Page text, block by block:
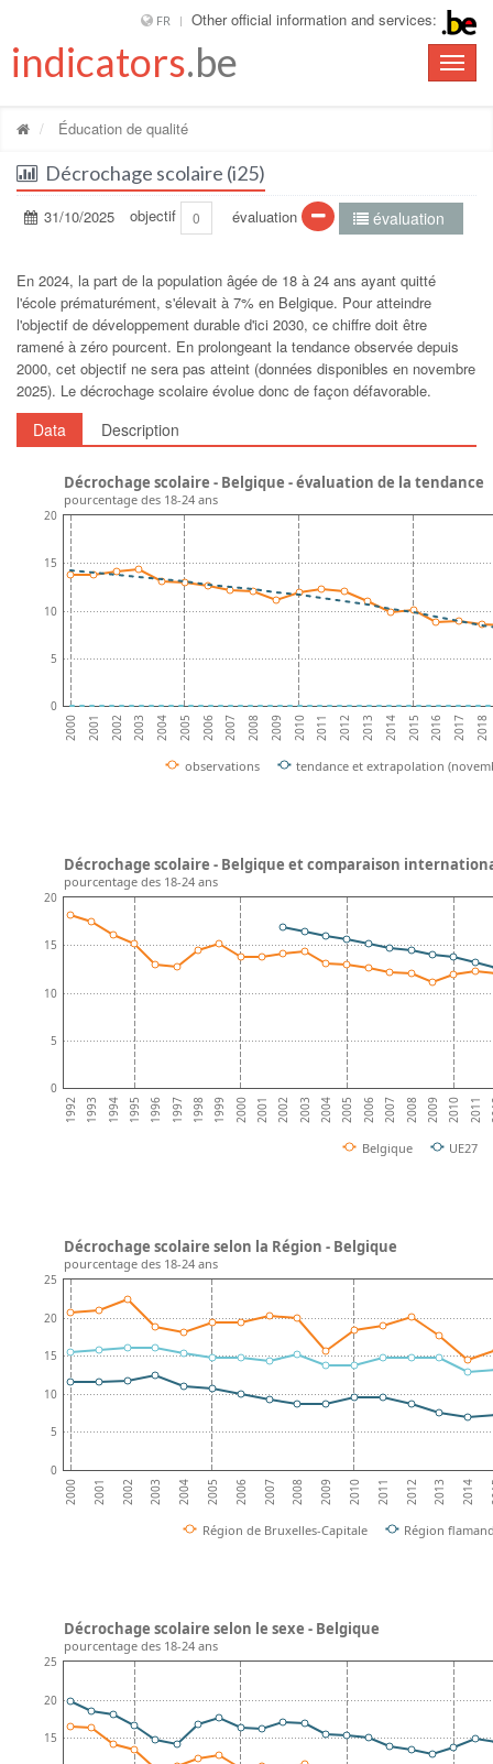
FR Other official information and services:
Toggle
indicators.be
Éducation de qualité
Décrochage scolaire (i25)
31/10/2025 objectif 0 évaluation évaluation
En 2024, la part de la population âgée de 18 à 24 ans ayant quitté
l'école prématurément, s'élevait à 7% en Belgique. Pour atteindre
l'objectif de développement durable d'ici 2030, ce chiffre doit être
ramené à zéro pourcent. En prolongeant la tendance observée depuis
2000, cet objectif ne sera pas atteint (données disponibles en novembre
2025). Le décrochage scolaire évolue donc de façon défavorable.
Data Description
2000 2001 2002 2003 2004 2005 2006 2007 2008 2009 2010 2011 2012 2013 2014 2015 2016 2017 2018
0
5
10
15
20
observations tendance et extrapolation
Décrochage scolaire - Belgique - évaluation de la tendance
pourcentage des 18-24 ans
1992 1993 1994 1995 1996 1997 1998 1999 2000 2001 2002 2003 2004 2005 2006 2007 2008 2009 2010 2011
0
5
10
15
20
Belgique UE27
Décrochage scolaire - Belgique et comparaison
pourcentage des 18-24 ans
2000 2001 2002 2003 2004 2005 2006 2007 2008 2009 2010 2011 2012 2013 2014
0
5
10
15
20
25
Région de Bruxelles-Capitale Région
Décrochage scolaire selon la Région - Belgique
pourcentage des 18-24 ans
15
20
25
Décrochage scolaire selon le sexe - Belgique
pourcentage des 18-24 ans